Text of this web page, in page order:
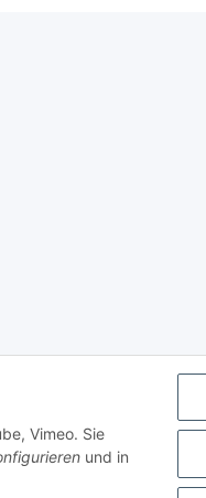
Vimeo. Sie
und in